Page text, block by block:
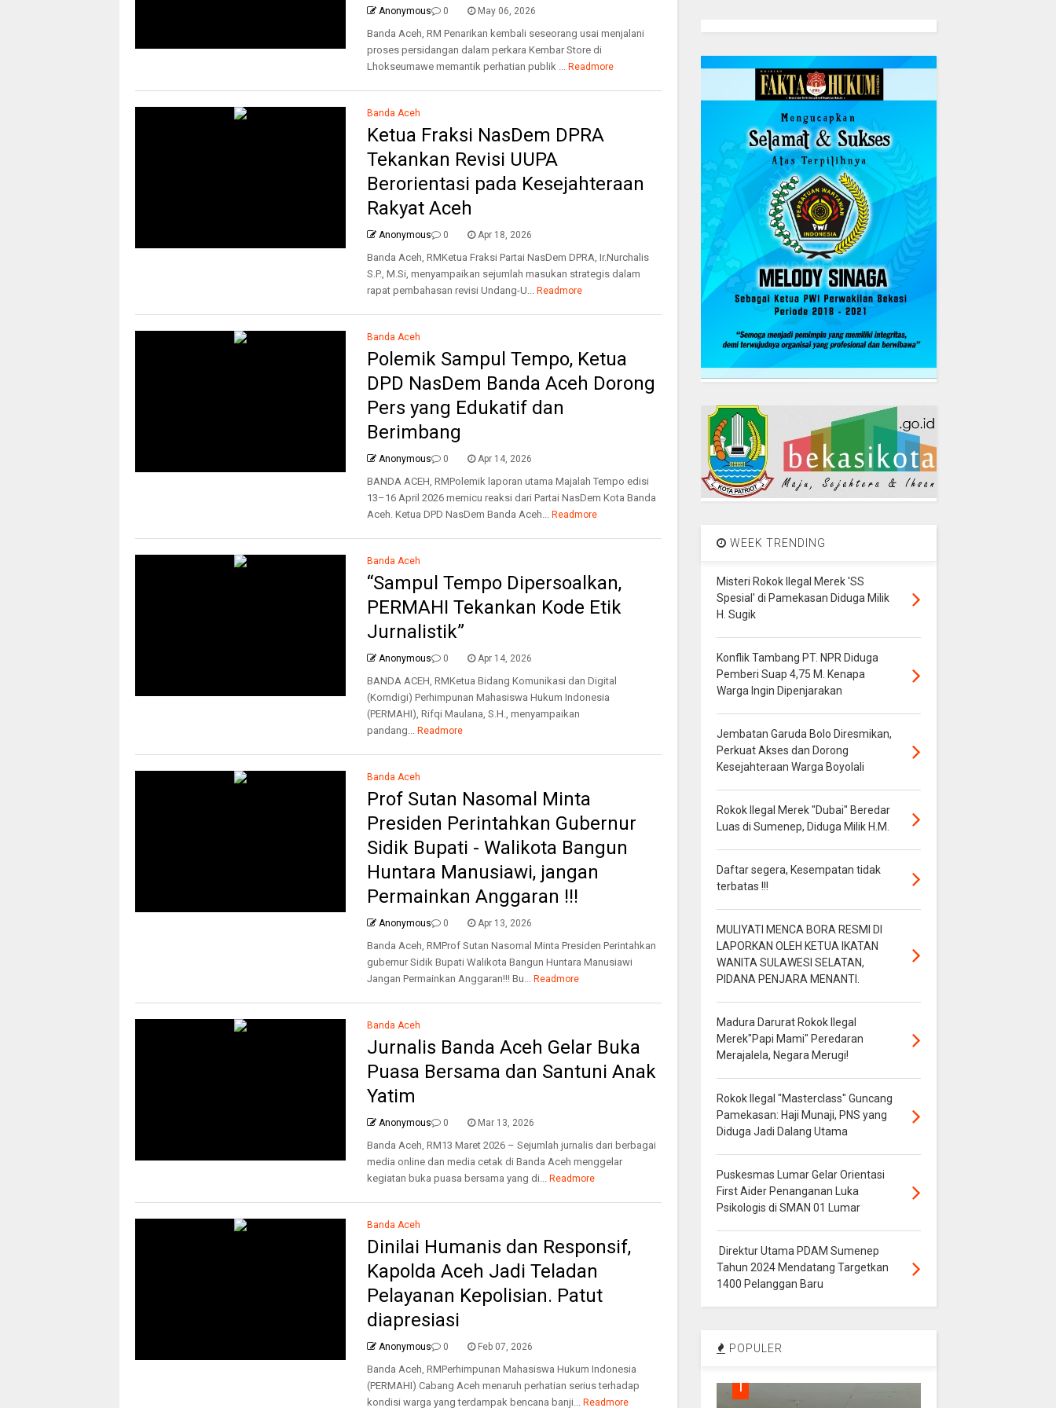
Anonymous 0 May 06, 2026
Banda Aceh, RM Penarikan kembali seseorang usai menjalani
proses persidangan dalam perkara Kembar Store di
Lhokseumawe memantik perhatian publik ... Readmore
Banda Aceh
Ketua Fraksi NasDem DPRA
Tekankan Revisi UUPA
Berorientasi pada Kesejahteraan
Rakyat Aceh
Anonymous 0 Apr 18, 2026
Banda Aceh, RMKetua Fraksi Partai NasDem DPRA, Ir.Nurchalis
S.P., M.Si, menyampaikan sejumlah masukan strategis dalam
rapat pembahasan revisi Undang-U... Readmore
Banda Aceh
Polemik Sampul Tempo, Ketua
DPD NasDem Banda Aceh Dorong
Pers yang Edukatif dan
Berimbang
Anonymous 0 Apr 14, 2026
BANDA ACEH, RMPolemik laporan utama Majalah Tempo edisi
13–16 April 2026 memicu reaksi dari Partai NasDem Kota Banda
Aceh. Ketua DPD NasDem Banda Aceh... Readmore
Banda Aceh
“Sampul Tempo Dipersoalkan,
PERMAHI Tekankan Kode Etik
Jurnalistik”
Anonymous 0 Apr 14, 2026
BANDA ACEH, RMKetua Bidang Komunikasi dan Digital
(Komdigi) Perhimpunan Mahasiswa Hukum Indonesia
(PERMAHI), Rifqi Maulana, S.H., menyampaikan
pandang... Readmore
Banda Aceh
Prof Sutan Nasomal Minta
Presiden Perintahkan Gubernur
Sidik Bupati - Walikota Bangun
Huntara Manusiawi, jangan
Permainkan Anggaran !!!
Anonymous 0 Apr 13, 2026
Banda Aceh, RMProf Sutan Nasomal Minta Presiden Perintahkan
gubernur Sidik Bupati Walikota Bangun Huntara Manusiawi
Jangan Permainkan Anggaran!!! Bu... Readmore
Banda Aceh
Jurnalis Banda Aceh Gelar Buka
Puasa Bersama dan Santuni Anak
Yatim
Anonymous 0 Mar 13, 2026
Banda Aceh, RM13 Maret 2026 – Sejumlah jurnalis dari berbagai
media online dan media cetak di Banda Aceh menggelar
kegiatan buka puasa bersama yang di... Readmore
Banda Aceh
Dinilai Humanis dan Responsif,
Kapolda Aceh Jadi Teladan
Pelayanan Kepolisian. Patut
diapresiasi
Anonymous 0 Feb 07, 2026
Banda Aceh, RMPerhimpunan Mahasiswa Hukum Indonesia
(PERMAHI) Cabang Aceh menaruh perhatian serius terhadap
kondisi warga yang terdampak bencana banji... Readmore
WEEK TRENDING
Misteri Rokok Ilegal Merek 'SS
Spesial' di Pamekasan Diduga Milik
H. Sugik
Konflik Tambang PT. NPR Diduga
Pemberi Suap 4,75 M. Kenapa
Warga Ingin Dipenjarakan
Jembatan Garuda Bolo Diresmikan,
Perkuat Akses dan Dorong
Kesejahteraan Warga Boyolali
Rokok Ilegal Merek "Dubai" Beredar
Luas di Sumenep, Diduga Milik H.M.
Daftar segera, Kesempatan tidak
terbatas !!!
MULIYATI MENCA BORA RESMI DI
LAPORKAN OLEH KETUA IKATAN
WANITA SULAWESI SELATAN,
PIDANA PENJARA MENANTI.
Madura Darurat Rokok Ilegal
Merek"Papi Mami" Peredaran
Merajalela, Negara Merugi!
Rokok Ilegal "Masterclass" Guncang
Pamekasan: Haji Munaji, PNS yang
Diduga Jadi Dalang Utama
Puskesmas Lumar Gelar Orientasi
First Aider Penanganan Luka
Psikologis di SMAN 01 Lumar
Direktur Utama PDAM Sumenep
Tahun 2024 Mendatang Targetkan
1400 Pelanggan Baru
POPULER
1